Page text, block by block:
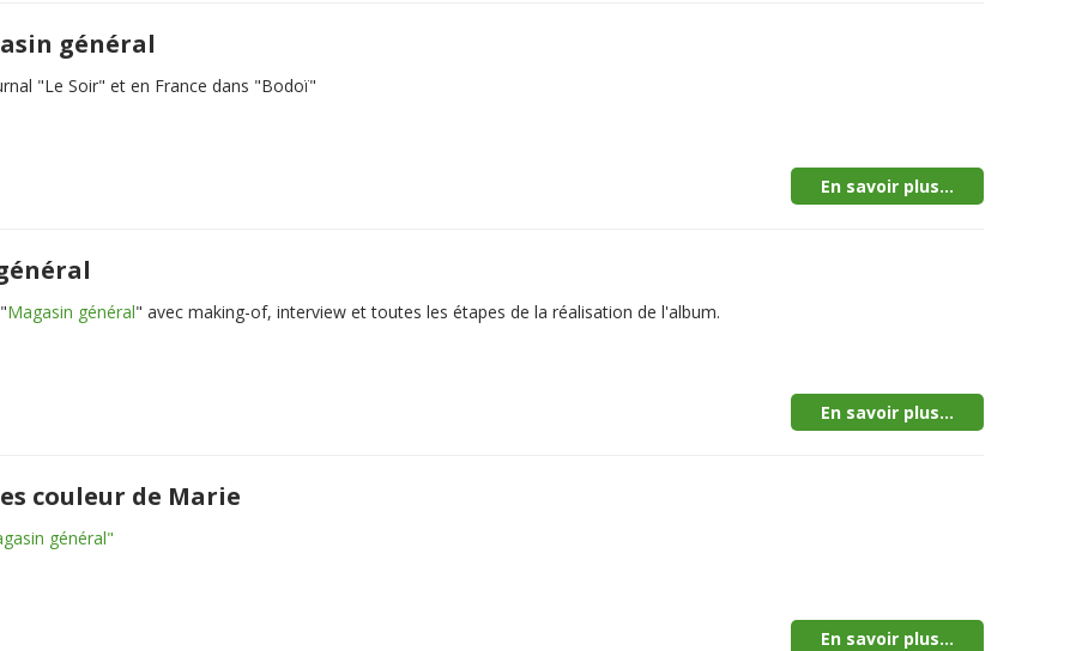
général
"Le Soir" et en France dans "Bodoï"
En savoir plus...
Magasin général" avec making-of, interview et toutes les étapes de la réalisation de l'album.
En savoir plus...
couleur de Marie
général"
En savoir plus...